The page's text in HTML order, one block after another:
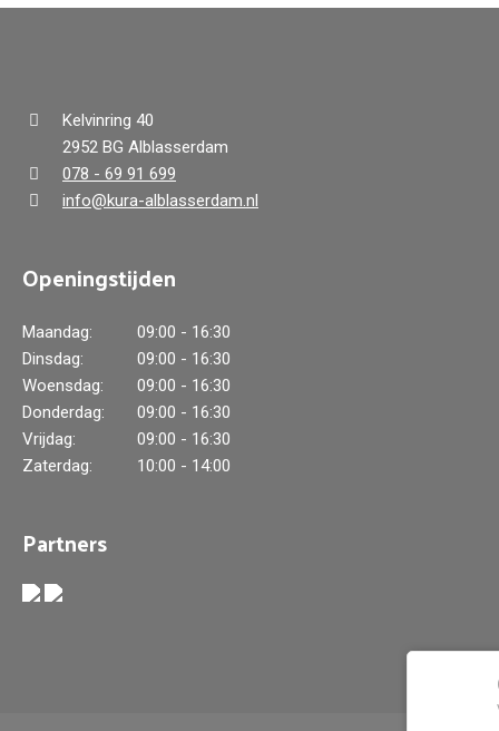
Kelvinring 40
2952 BG Alblasserdam
078 - 69 91 699
info@kura-alblasserdam.nl
Openingstijden
Maandag:
09:00 - 16:30
Dinsdag:
09:00 - 16:30
Woensdag:
09:00 - 16:30
Donderdag:
09:00 - 16:30
Vrijdag:
09:00 - 16:30
Zaterdag:
10:00 - 14:00
Partners